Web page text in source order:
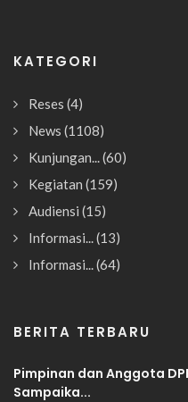
KATEGORI
Reses (4)
News (1108)
Kunjungan... (60)
Kegiatan (159)
Audiensi (15)
Informasi... (13)
Informasi... (64)
BERITA TERBARU
Pimpinan dan Anggota
Sampaika...